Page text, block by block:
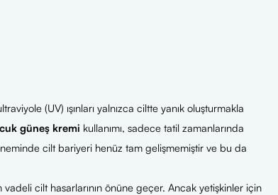
(UV) ışınları yalnızca ciltte yanık oluşturmakla
güneş kremi kullanımı, sadece tatil zamanlarında
cilt bariyeri henüz tam gelişmemiştir ve bu da
cilt hasarlarının önüne geçer. Ancak yetişkinler için